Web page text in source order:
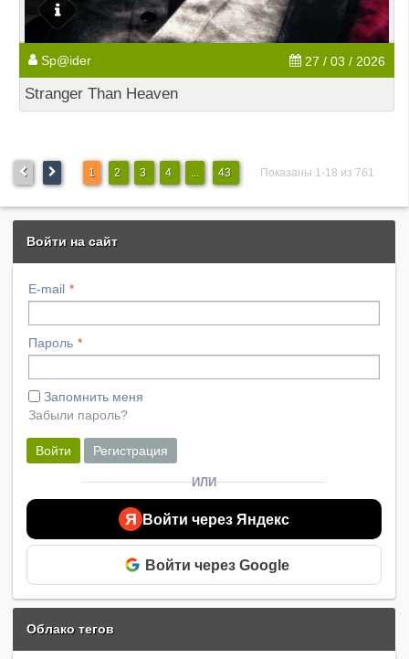
Sp@ider 27 / 03 / 2026
Stranger Than Heaven
1 2 3 4 ... 43 Показаны 1-18 из 761
Войти на сайт
E-mail
Пароль
Запомнить меня
Забыли пароль?
Войти Регистрация
ИЛИ
Я Войти через Яндекс
Войти через Google
Облако тегов